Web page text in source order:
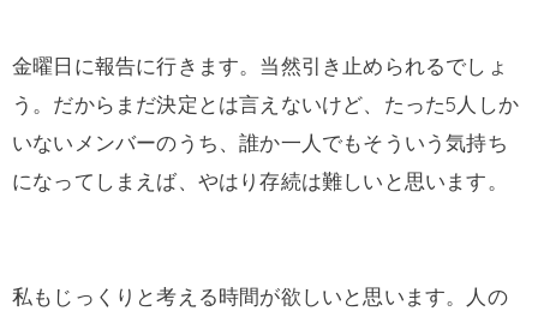
金曜日に報告に行きます。当然引き止められるでしょ
う。だからまだ決定とは言えないけど、たった5人しか
いないメンバーのうち、誰か一人でもそういう気持ち
になってしまえば、やはり存続は難しいと思います。
私もじっくりと考える時間が欲しいと思います。人の